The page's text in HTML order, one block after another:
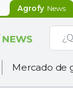
Agrofy News
Mercado de